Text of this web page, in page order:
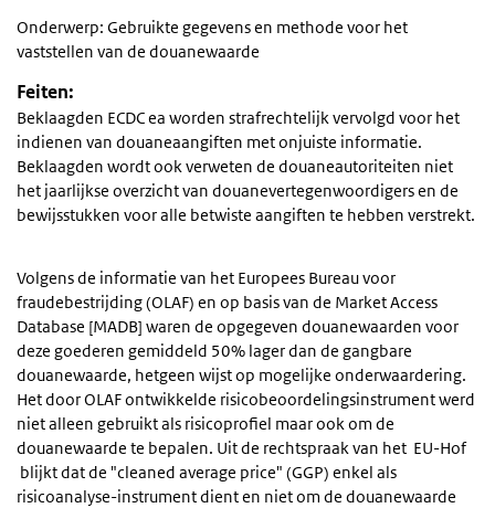
Onderwerp: Gebruikte gegevens en methode voor het
vaststellen van de douanewaarde
Feiten:
Beklaagden ECDC ea worden strafrechtelijk vervolgd voor het
indienen van douaneaangiften met onjuiste informatie.
Beklaagden wordt ook verweten de douaneautoriteiten niet
het jaarlijkse overzicht van douanevertegenwoordigers en de
bewijsstukken voor alle betwiste aangiften te hebben verstrekt.
Volgens de informatie van het Europees Bureau voor
fraudebestrijding (OLAF) en op basis van de Market Access
Database [MADB] waren de opgegeven douanewaarden voor
deze goederen gemiddeld 50% lager dan de gangbare
douanewaarde, hetgeen wijst op mogelijke onderwaardering.
Het door OLAF ontwikkelde risicobeoordelingsinstrument werd
niet alleen gebruikt als risicoprofiel maar ook om de
douanewaarde te bepalen. Uit de rechtspraak van het EU-Hof
blijkt dat de "cleaned average price" (GGP) enkel als
risicoanalyse-instrument dient en niet om de douanewaarde